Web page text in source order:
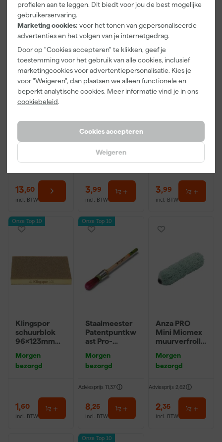
profielen aan te leggen. Dit biedt voor jou de best mogelijke
gebruikerservaring.
Marketing cookies: voor het tonen van gepersonaliseerde
advertenties en het volgen van je internetgedrag.
Door op "Cookies accepteren" te klikken, geef je
toestemming voor het gebruik van alle cookies, inclusief
marketingcookies voor advertentiepersonalisatie. Kies je
voor "Weigeren", dan plaatsen we alleen functionele en
beperkt analytische cookies. Meer informatie vind je in ons
cookiebeleid.
Cookies accepteren
Weigeren
Little Greene
- op kleur
250ml Sample
Morgen
13,50
incl. BTW
50mx24mm
bezorgd
3,99
incl. BTW
0,5L + 5
3,99
incl. BTW
Onze Top 10
Klingspor
schuurblok
96x123mm
Morgen
bezorgd
1,60
incl. BTW
Onze Top 10
Staalmeester
Patentpuntkw
ast Pro-
10 (2cm)
Morgen
bezorgd
Adviesprijs 11,37
8,25
incl. BTW
Anza PRO
Mini Micmex
muurverfrolle
Morgen
bezorgd
Adviesprijs 2,62
2,35
incl. BTW
Onze Top 10